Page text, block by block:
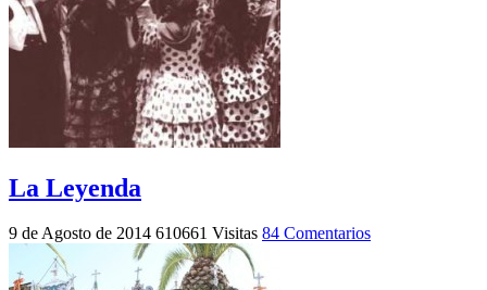
La Leyenda
9 de Agosto de 2014 610661 Visitas 84 Comentarios